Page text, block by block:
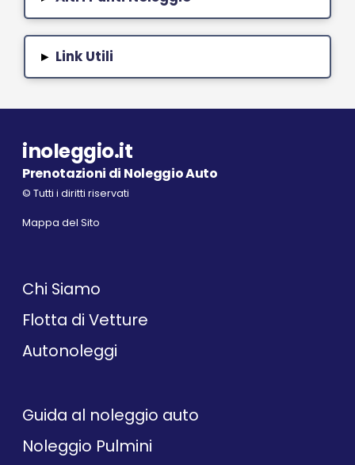
▸ Link Utili
inoleggio.it
Prenotazioni di Noleggio Auto
© Tutti i diritti riservati
Mappa del Sito
Chi Siamo
Flotta di Vetture
Autonoleggi
Guida al noleggio auto
Noleggio Pulmini